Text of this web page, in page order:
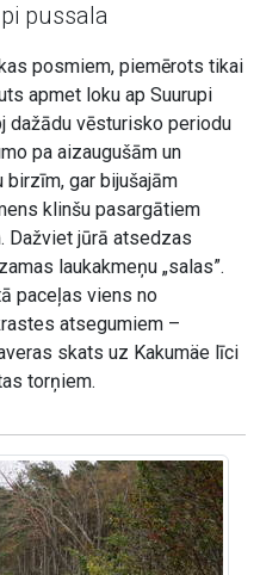
pussala
posmiem, piemērots tikai
apmet loku ap Suurupi
dažādu vēsturisko periodu
pa aizaugušām un
birzīm, gar bijušajām
klinšu pasargātiem
Dažviet jūrā atsedzas
laukakmeņu „salas”.
paceļas viens no
atsegumiem –
skats uz Kakumäe līci
torņiem.